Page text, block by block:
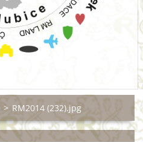
> RM2014 (232).jpg